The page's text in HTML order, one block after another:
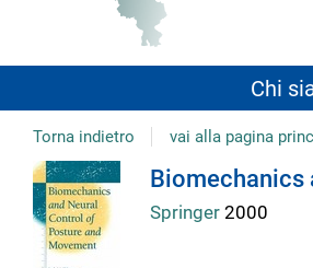
Chi
Torna indietro vai alla pagina
Dettaglio
del
Biomechanics
Springer 2000